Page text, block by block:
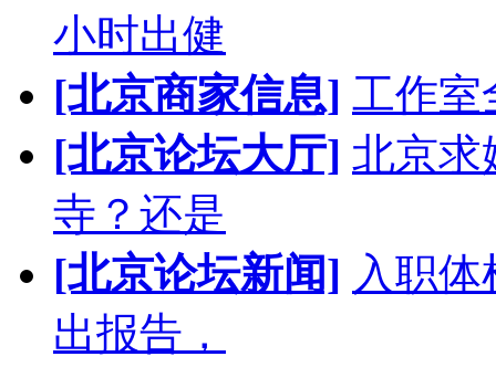
小时出健
[北京商家信息] 工作室
[北京论坛大厅] 北京求
寺？还是
[北京论坛新闻] 入职
出报告，